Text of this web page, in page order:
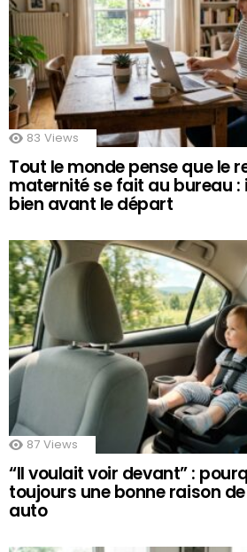
83 Views
Tout le monde pense que le
maternité se fait au bureau :
bien avant le départ
87 Views
“Il voulait voir devant” :
toujours une bonne raison
auto